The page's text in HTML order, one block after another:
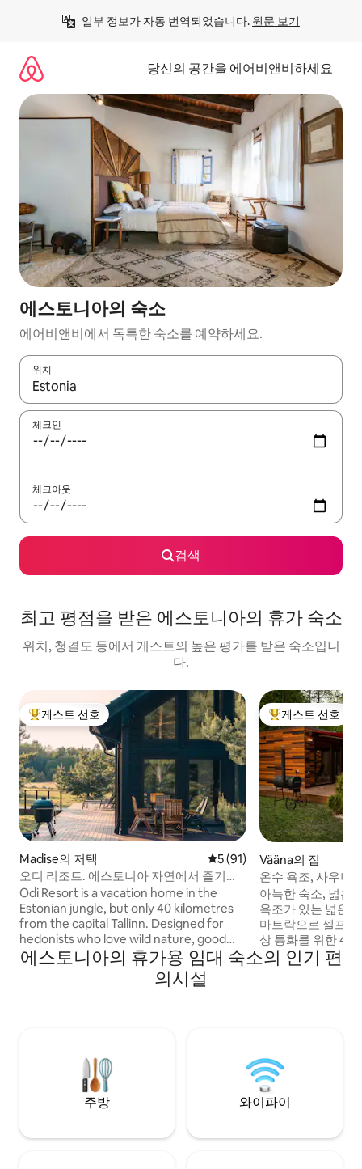
일부 정보가 자동 번역되었습니다. 원문 보기
당신의 공간을 에어비앤비하세요
에스토니아의 숙소
에어비앤비에서 독특한 숙소를 예약하세요.
위치
결과가 나오면 위·아래 화살표 키를 사용하거나 터치 또는 스와이
체크인
체크아웃
검색
최고 평점을 받은 에스토니아의 휴가 숙소
위치, 청결도 등에서 게스트의 높은 평가를 받은 숙소입니
다.
상위 게스트 선호
게스트 선호
Madise의 저택 평점 5점(5점 만점), 후기 91
5 (91)
오디 리조트. 에스토니아 자연에서 즐기는
프라이빗 미니 스파
Odi Resort is a vacation home in the
Estonian jungle, but only 40 kilometres
from the capital Tallinn. Designed for
hedonists who love wild nature, good
sauna, sunsets on the terrace and
comfortable luxury. A bottle of cold
white wine is waiting for you in the fridge
상위 게스트 선호
게스트 선호
Vääna의 집
온수 욕조, 사우나,
아늑한 숙소
아늑한 숙소, 넓은
욕조가 있는 넓은
마트락으로 셀프
상 통화를 위한
사우나 및 벽난로.
무료 주차. 뒷마당
거리에 있는 대형
베아나 저택.
에스토니아의 휴가용 임대 숙소의 인기 편
의시설
주방 와이파이